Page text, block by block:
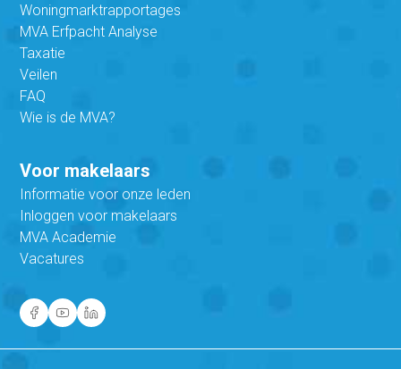
Woningmarktrapportages
MVA Erfpacht Analyse
Taxatie
Veilen
FAQ
Wie is de MVA?
Voor makelaars
Informatie voor onze leden
Inloggen voor makelaars
MVA Academie
Vacatures